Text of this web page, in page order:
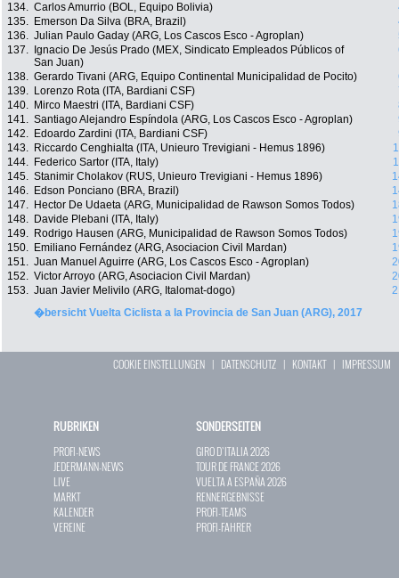
134. Carlos Amurrio (BOL, Equipo Bolivia)
135.
Emerson Da Silva (BRA, Brazil)
136. Julian Paulo Gaday (ARG, Los Cascos Esco - Agroplan)
137.
Ignacio De Jesús Prado (MEX, Sindicato Empleados Públicos of
San Juan)
138. Gerardo Tivani (ARG, Equipo Continental Municipalidad de Pocito)
139.
Lorenzo Rota (ITA, Bardiani CSF)
140.
Mirco Maestri (ITA, Bardiani CSF)
141. Santiago Alejandro Espíndola (ARG, Los Cascos Esco - Agroplan)
142.
Edoardo Zardini (ITA, Bardiani CSF)
143.
Riccardo Cenghialta (ITA, Unieuro Trevigiani - Hemus 1896)
144.
Federico Sartor (ITA, Italy)
145. Stanimir Cholakov (RUS, Unieuro Trevigiani - Hemus 1896)
146.
Edson Ponciano (BRA, Brazil)
147.
Hector De Udaeta (ARG, Municipalidad de Rawson Somos Todos)
148.
Davide Plebani (ITA, Italy)
149.
Rodrigo Hausen (ARG, Municipalidad de Rawson Somos Todos)
150.
Emiliano Fernández (ARG, Asociacion Civil Mardan)
151. Juan Manuel Aguirre (ARG, Los Cascos Esco - Agroplan)
152. Victor Arroyo (ARG, Asociacion Civil Mardan)
153. Juan Javier Melivilo (ARG, Italomat-dogo)
�bersicht Vuelta Ciclista a la Provincia de San Juan (ARG), 2017
COOKIE EINSTELLUNGEN | DATENSCHUTZ | KONTAKT| IMPRESSUM
RUBRIKEN
PROFI-NEWS
JEDERMANN-NEWS
LIVE
MARKT
KALENDER
VEREINE
SONDERSEITEN
GIRO D`ITALIA 2026
TOUR DE FRANCE 2026
VUELTA A ESPAÑA 2026
RENNERGEBNISSE
PROFI-TEAMS
PROFI-FAHRER